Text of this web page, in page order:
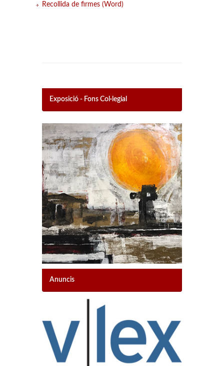
Recollida de firmes (Word)
Exposició - Fons Col·legial
Anuncis